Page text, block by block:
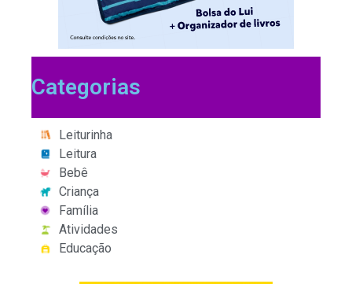
Categorias
Leiturinha
Leitura
Bebê
Criança
Família
Atividades
Educação